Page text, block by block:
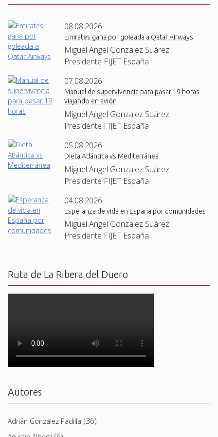
08.08.2026
Emirates gana por goleada a Qatar Airways
Miguel Angel Gonzalez Suárez ·
Presidente FIJET España
07.08.2026
Manual de supervivencia para pasar 19 horas
viajando en avión
Miguel Angel Gonzalez Suárez ·
Presidente FIJET España
05.08.2026
Dieta Atlántica vs Mediterránea
Miguel Angel Gonzalez Suárez ·
Presidente FIJET España
04.08.2026
Esperanza de vida en España por comunidades
Miguel Angel Gonzalez Suárez ·
Presidente FIJET España
Ruta de La Ribera del Duero
Autores
Adrián González Padilla (36)